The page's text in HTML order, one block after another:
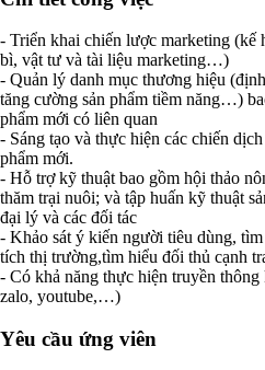
- Triển khai chiến lược marketing (kế
bì, vật tư và tài liệu marketing…)
- Quản lý danh mục thương hiệu
tăng cường sản phẩm tiềm năng…)
phẩm mới có liên quan
- Sáng tạo và thực hiện các chiến
phẩm mới.
- Hỗ trợ kỹ thuật bao gồm hội thảo
thăm trại nuôi; và tập huấn kỹ thuật
đại lý và các đối tác
- Khảo sát ý kiến người tiêu dùng,
tích thị trường,tìm hiểu đối thủ cạnh
- Có khả năng thực hiện truyền
zalo, youtube,…)
Yêu cầu ứng viên